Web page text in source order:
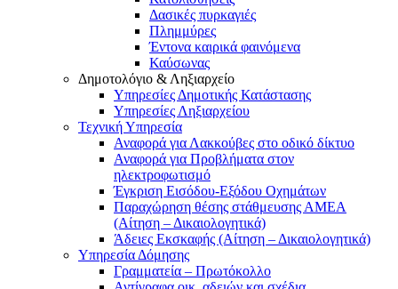
Δασικές πυρκαγιές
Πλημμύρες
Έντονα καιρικά φαινόμενα
Καύσωνας
Δημοτολόγιο & Ληξιαρχείο
Υπηρεσίες Δημοτικής Κατάστασης
Υπηρεσίες Ληξιαρχείου
Τεχνική Υπηρεσία
Αναφορά για Λακκούβες στο οδικό δίκτυο
Αναφορά για Προβλήματα στον
ηλεκτροφωτισμό
Έγκριση Εισόδου-Εξόδου Οχημάτων
Παραχώρηση θέσης στάθμευσης ΑΜΕΑ
(Αίτηση – Δικαιολογητικά)
Άδειες Εκσκαφής (Αίτηση – Δικαιολογητικά)
Υπηρεσία Δόμησης
Γραμματεία – Πρωτόκολλο